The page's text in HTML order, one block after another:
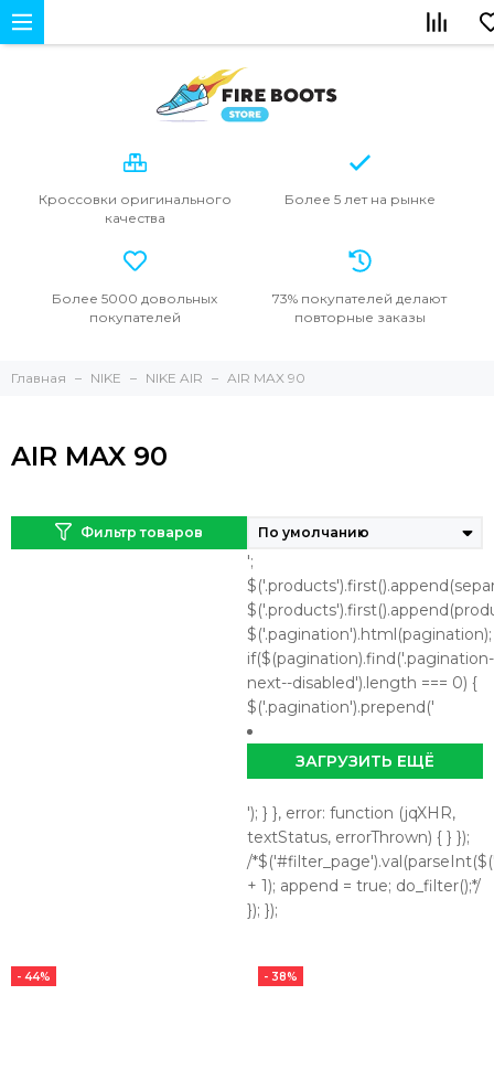
Кроссовки оригинального
качества
Более 5 летна рынке
Более 5000 довольных
покупателей
73% покупателей делают
повторные заказы
Главная NIKE NIKE AIR AIR MAX 90
AIR MAX 90
Фильтр товаров
';
$('.pagination').html(pagination);
if($(pagination).find('.pagination-
next--disabled').length === 0) {
$('.pagination').prepend('
ЗАГРУЗИТЬ ЕЩЁ
'); } }, error: function (jqXHR,
textStatus, errorThrown) { } });
/
+ 1); append = true; do_filter();*/
}); });
- 44% - 38%